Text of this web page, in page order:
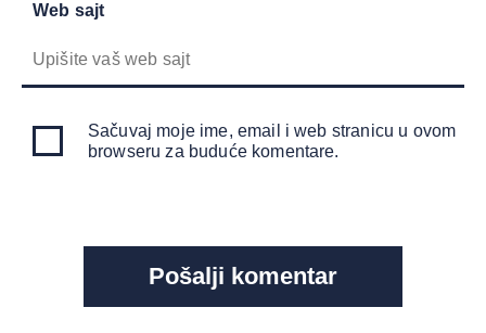
Web sajt
Sačuvaj moje ime, email i web stranicu u ovom
browseru za buduće komentare.